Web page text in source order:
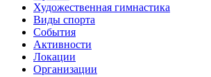
Художественная гимнастика
Виды спорта
События
Активности
Локации
Организации